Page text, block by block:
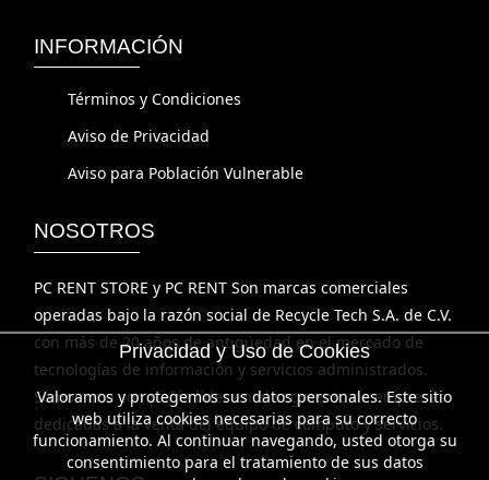
Aviso de Privacidad
operadas bajo la razón social de Recycle Tech S.A. de C.V.
con más de 20 años de antigüedad en el mercado de
tecnologías de información y servicios administrados.
Somos una compañía líder en el segmento de empresas
dedicadas a la venta del equipo de cómputo y servicios.
SIGUENOS
Privacidad y Uso de Cookies
Valoramos y protegemos sus datos personales. Este sitio
web utiliza cookies necesarias para su correcto
funcionamiento. Al continuar navegando, usted otorga su
consentimiento para el tratamiento de sus datos